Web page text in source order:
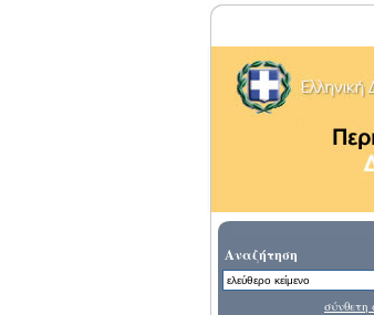
Αναζήτηση
σύνθετη